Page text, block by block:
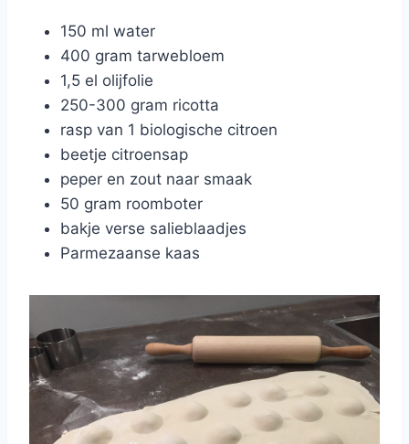
150 ml water
400 gram tarwebloem
1,5 el olijfolie
250-300 gram ricotta
rasp van 1 biologische citroen
beetje citroensap
peper en zout naar smaak
50 gram roomboter
bakje verse salieblaadjes
Parmezaanse kaas